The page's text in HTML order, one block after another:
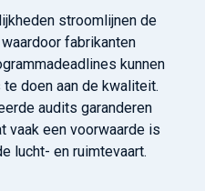
stroomlijnen de
fabrikanten
kunnen
doen aan de kwaliteit.
audits garanderen
vaak een voorwaarde is
lucht- en ruimtevaart.